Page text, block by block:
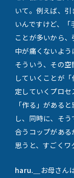
いて。例えば、
いんですけど、
ことが多いから
中が痛くないよう
そういう、その
していくことが
定していくプロ
「作る」がある
し、同時に、そ
合うコップがあ
思うと、すごくワ
haru.＿
お母さん